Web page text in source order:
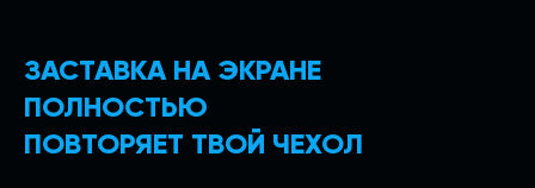
ЗАСТАВКА НА ЭКРАНЕ
ПОЛНОСТЬЮ
ПОВТОРЯЕТ ТВОЙ ЧЕХОЛ